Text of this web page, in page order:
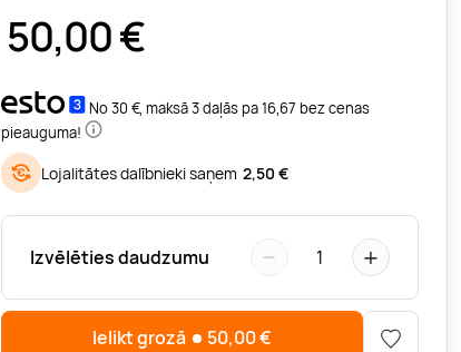
50,00€
No 30 €, maksā 3 daļās pa 16,67 bez cenas
pieauguma!
Lojalitātes dalībnieki saņem 2,50 €
Izvēlēties daudzumu − 1 +
Ielikt grozā 50,00€